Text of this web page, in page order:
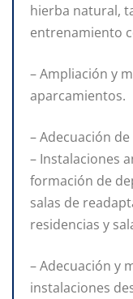
hierba natural,
entrenamiento
– Ampliación y
aparcamientos.
– Adecuación
– Instalaciones
formación de
salas de
residencias y
– Adecuación y
instalaciones